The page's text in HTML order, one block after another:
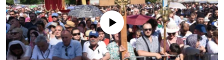
No media source currently available